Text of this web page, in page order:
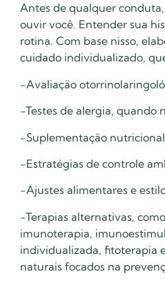
Antes de qualquer
ouvir você. Entender sua
rotina. Com base nisso,
cuidado individualizado,
-Avaliação
-Testes de alergia, quando
-Suplementação
-Estratégias de controle
-Ajustes alimentares e
-Terapias alternativas,
imunoterapia,
individualizada, fitoterapia
naturais focados na